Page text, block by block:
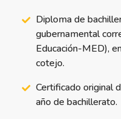
Diploma de
gubernamental
Educación-MED),
cotejo.
Certificado original
año de bachillerato.